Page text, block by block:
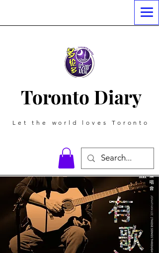
Toronto Diary
Let the world loves Toronto